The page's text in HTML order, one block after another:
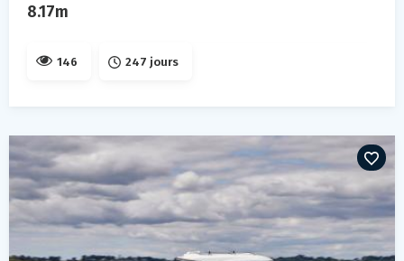
8.17m
146 247 jours